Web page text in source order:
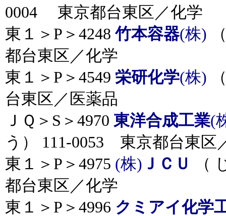
0004 東京都台東区／化学
東１＞P＞4248竹本容器(株)
都台東区／化学
東１＞P＞4549 栄研化学(株)
台東区／医薬品
ＪＱ＞S＞4970 東洋合成工業(
う） 111-0053 東京都台東区
東１＞P＞4975 (株) ＪＣＵ
（
都台東区／化学
東１＞P＞4996 クミアイ化学